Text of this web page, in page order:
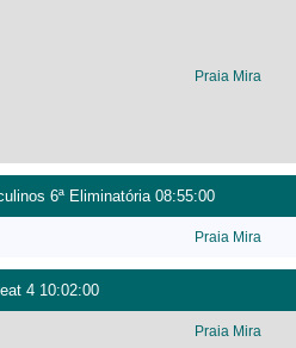
Praia Mira
6ª Eliminatória 08:55:00
Praia Mira
4 10:02:00
Praia Mira